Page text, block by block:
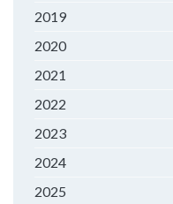
2019
2020
2021
2022
2023
2024
2025